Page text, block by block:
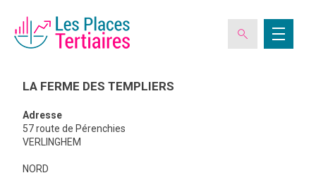
ESPACE ADHÉRENT
LA FERME DES TEMPLIERS
Adresse
57 route de Pérenchies
VERLINGHEM
NORD